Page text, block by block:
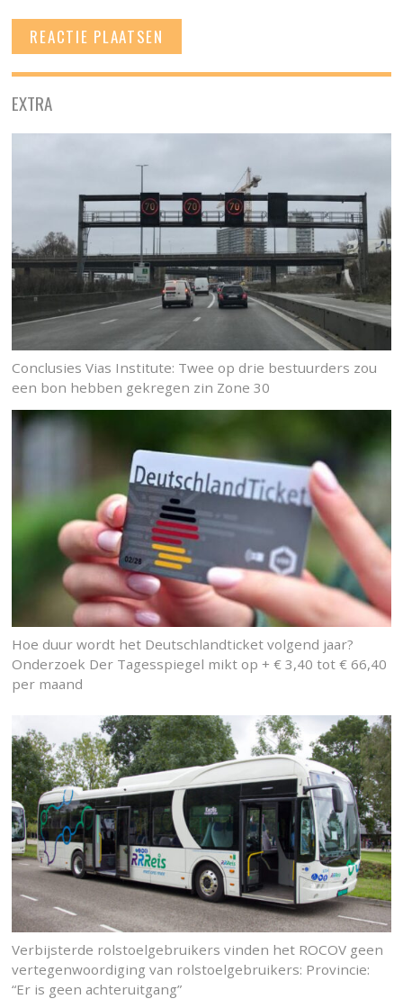
EXTRA
Conclusies Vias Institute: Twee op drie bestuurders zou
een bon hebben gekregen zin Zone 30
Hoe duur wordt het Deutschlandticket volgend jaar?
Onderzoek Der Tagesspiegel mikt op + € 3,40 tot € 66,40
per maand
Verbijsterde rolstoelgebruikers vinden het ROCOV geen
vertegenwoordiging van rolstoelgebruikers: Provincie:
“Er is geen achteruitgang”